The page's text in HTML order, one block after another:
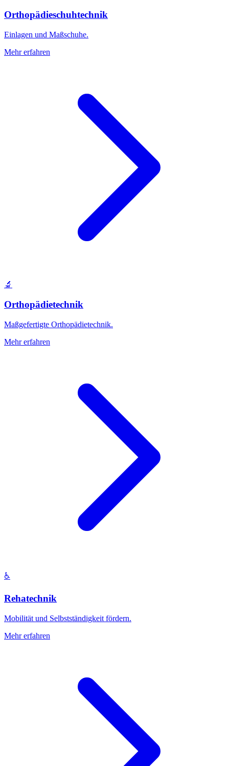
Orthopädieschuhtechnik
Einlagen und Maßschuhe.
Mehr erfahren
🔬
Orthopädietechnik
Maßgefertigte Orthopädietechnik.
Mehr erfahren
♿
Rehatechnik
Mobilität und Selbstständigkeit fördern.
Mehr erfahren